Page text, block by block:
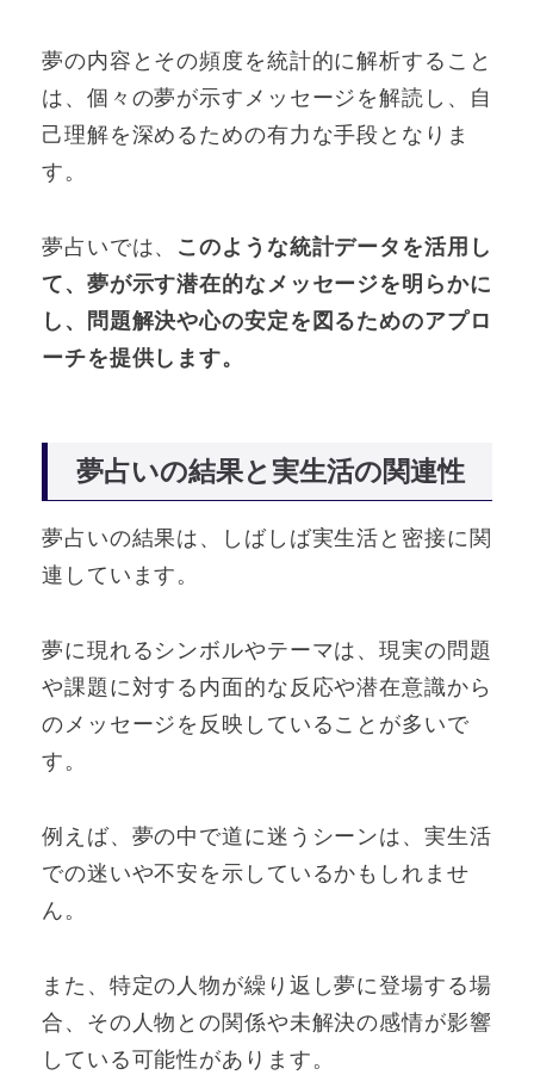
夢の内容とその頻度を統計的に解析すること
は、個々の夢が示すメッセージを解読し、自
己理解を深めるための有力な手段となりま
す。
夢占いでは、 このような統計データを活用し
て、夢が示す潜在的なメッセージを明らかに
し、問題解決や心の安定を図るためのアプロ
ーチを提供します。
夢占いの結果と実生活の関連性
夢占いの結果は、しばしば実生活と密接に関
連しています。
夢に現れるシンボルやテーマは、現実の問題
や課題に対する内面的な反応や潜在意識から
のメッセージを反映していることが多いで
す。
例えば、夢の中で道に迷うシーンは、実生活
での迷いや不安を示しているかもしれませ
ん。
また、特定の人物が繰り返し夢に登場する場
合、その人物との関係や未解決の感情が影響
している可能性があります。